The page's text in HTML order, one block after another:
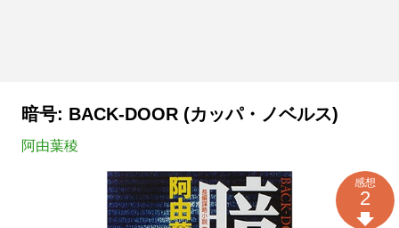
暗号: BACK-DOOR (カッパ・ノベルス)
阿由葉稜
感想
2